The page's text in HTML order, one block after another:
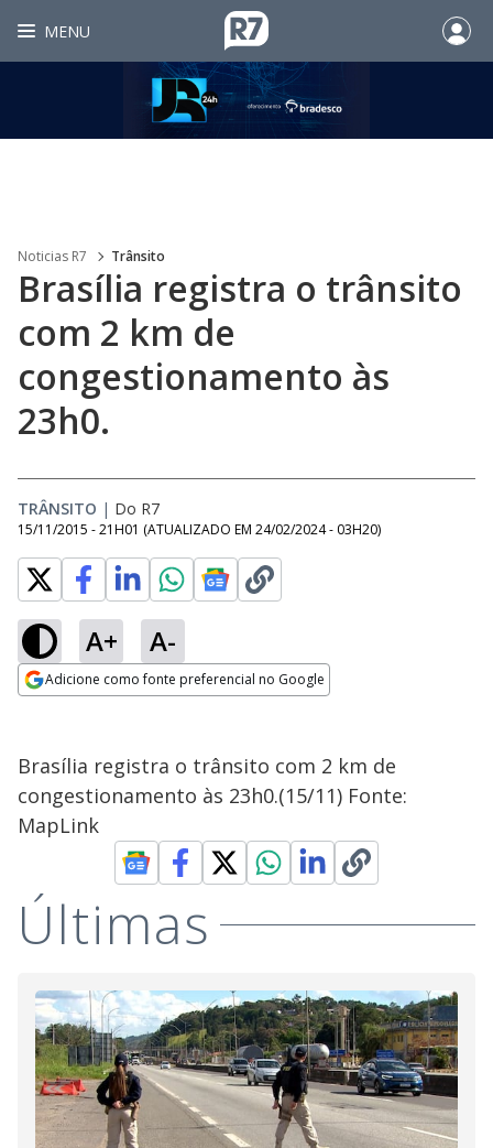
MENU
Noticias R7 Trânsito
Brasília registra o trânsito
com 2 km de
congestionamento às
23h0.
TRÂNSITO | Do R7
15/11/2015 - 21H01 (ATUALIZADO EM 24/02/2024 - 03H20)
A+ A-
Adicione como fonte preferencial no Google
Brasília registra o trânsito com 2 km de
congestionamento às 23h0.(15/11) Fonte:
MapLink
Últimas